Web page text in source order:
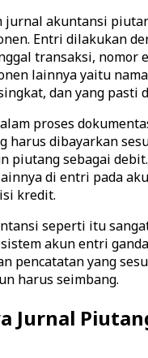
jurnal akuntansi
Entri dilakukan
transaksi, nomor
lainnya yaitu
dan yang pasti
proses
harus dibayarkan
piutang sebagai
di entri pada
kredit.
seperti itu
akun entri
pencatatan yang
harus seimbang.
Jurnal